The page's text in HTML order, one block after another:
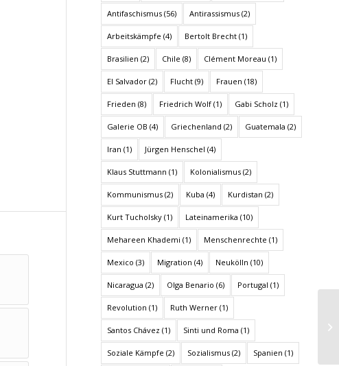
Antifaschismus(56) Antirassismus(2)
Arbeitskämpfe (4) Bertolt Brecht(1)
Brasilien (2) Chile (8) Clément Moreau (1)
El Salvador(2) Flucht(9) Frauen (18)
Frieden (8) Friedrich Wolf(1) Gabi Scholz (1)
Galerie OB (4) Griechenland (2) Guatemala (2)
Iran (1) Jürgen Henschel (4)
Klaus Stuttmann (1) Kolonialismus(2)
Kommunismus(2) Kuba (4) Kurdistan (2)
Kurt Tucholsky(1) Lateinamerika (10)
Mehareen Khademi (1) Menschenrechte (1)
Mexico (3) Migration (4) Neukölln (10)
Nicaragua (2) Olga Benario (6) Portugal (1)
Revolution (1) Ruth Werner(1)
Santos Chávez (1) Sinti und Roma (1)
Soziale Kämpfe (2) Sozialismus(2) Spanien (1)